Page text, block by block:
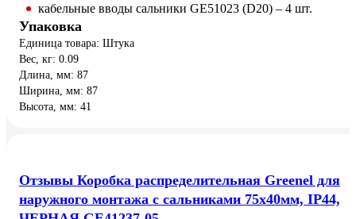
кабельные вводы сальники GE51023 (D20) – 4 шт.
Упаковка
Единица товара: Штука
Вес, кг: 0.09
Длина, мм: 87
Ширина, мм: 87
Высота, мм: 41
Отзывы Коробка распределительная Greenel для
наружного монтажа с сальниками 75х40мм, IP44,